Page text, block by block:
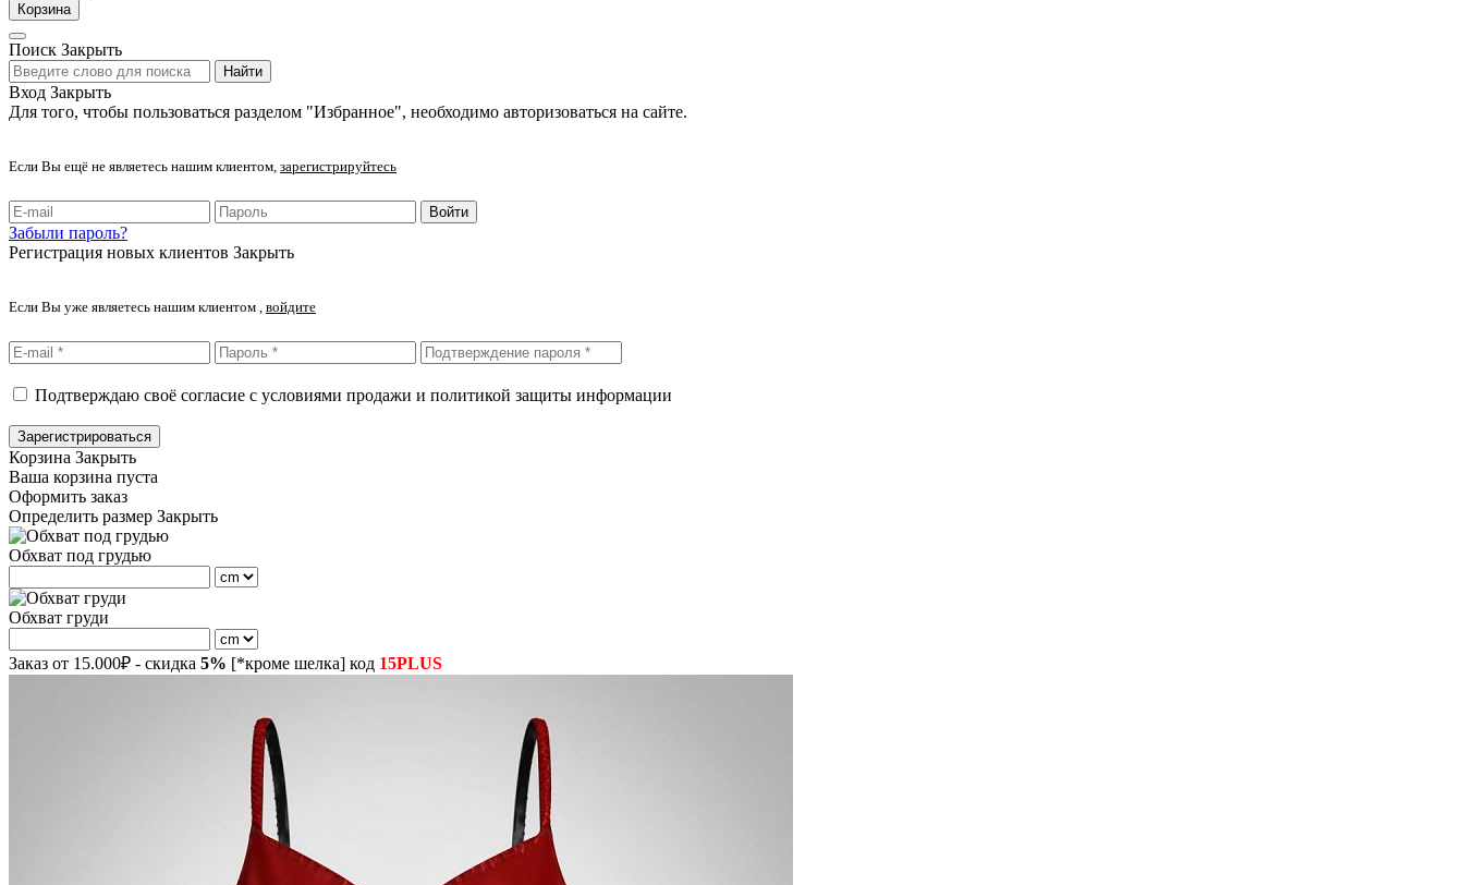
Корзина
Поиск Закрыть
Найти
Вход Закрыть
Для того, чтобы пользоваться разделом "Избранное", необходимо авторизоваться на сайте.
Если Вы ещё не являетесь нашим клиентом, зарегистрируйтесь
Войти
Забыли пароль?
Регистрация новых клиентов Закрыть
Если Вы уже являетесь нашим клиентом , войдите
Подтверждаю своё согласие с условиями продажи и политикой защиты информации
Зарегистрироваться
Корзина Закрыть
Ваша корзина пуста
Оформить заказ
Определить размер Закрыть
Обхват под грудью
Обхват груди
Заказ от 15.000₽ - скидка 5% [*кроме шелка] код 15PLUS